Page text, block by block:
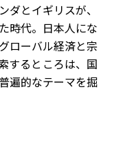
ダとイギリスが、
時代。日本人にな
ローバル経済と宗
するところは、国
遍的なテーマを掘